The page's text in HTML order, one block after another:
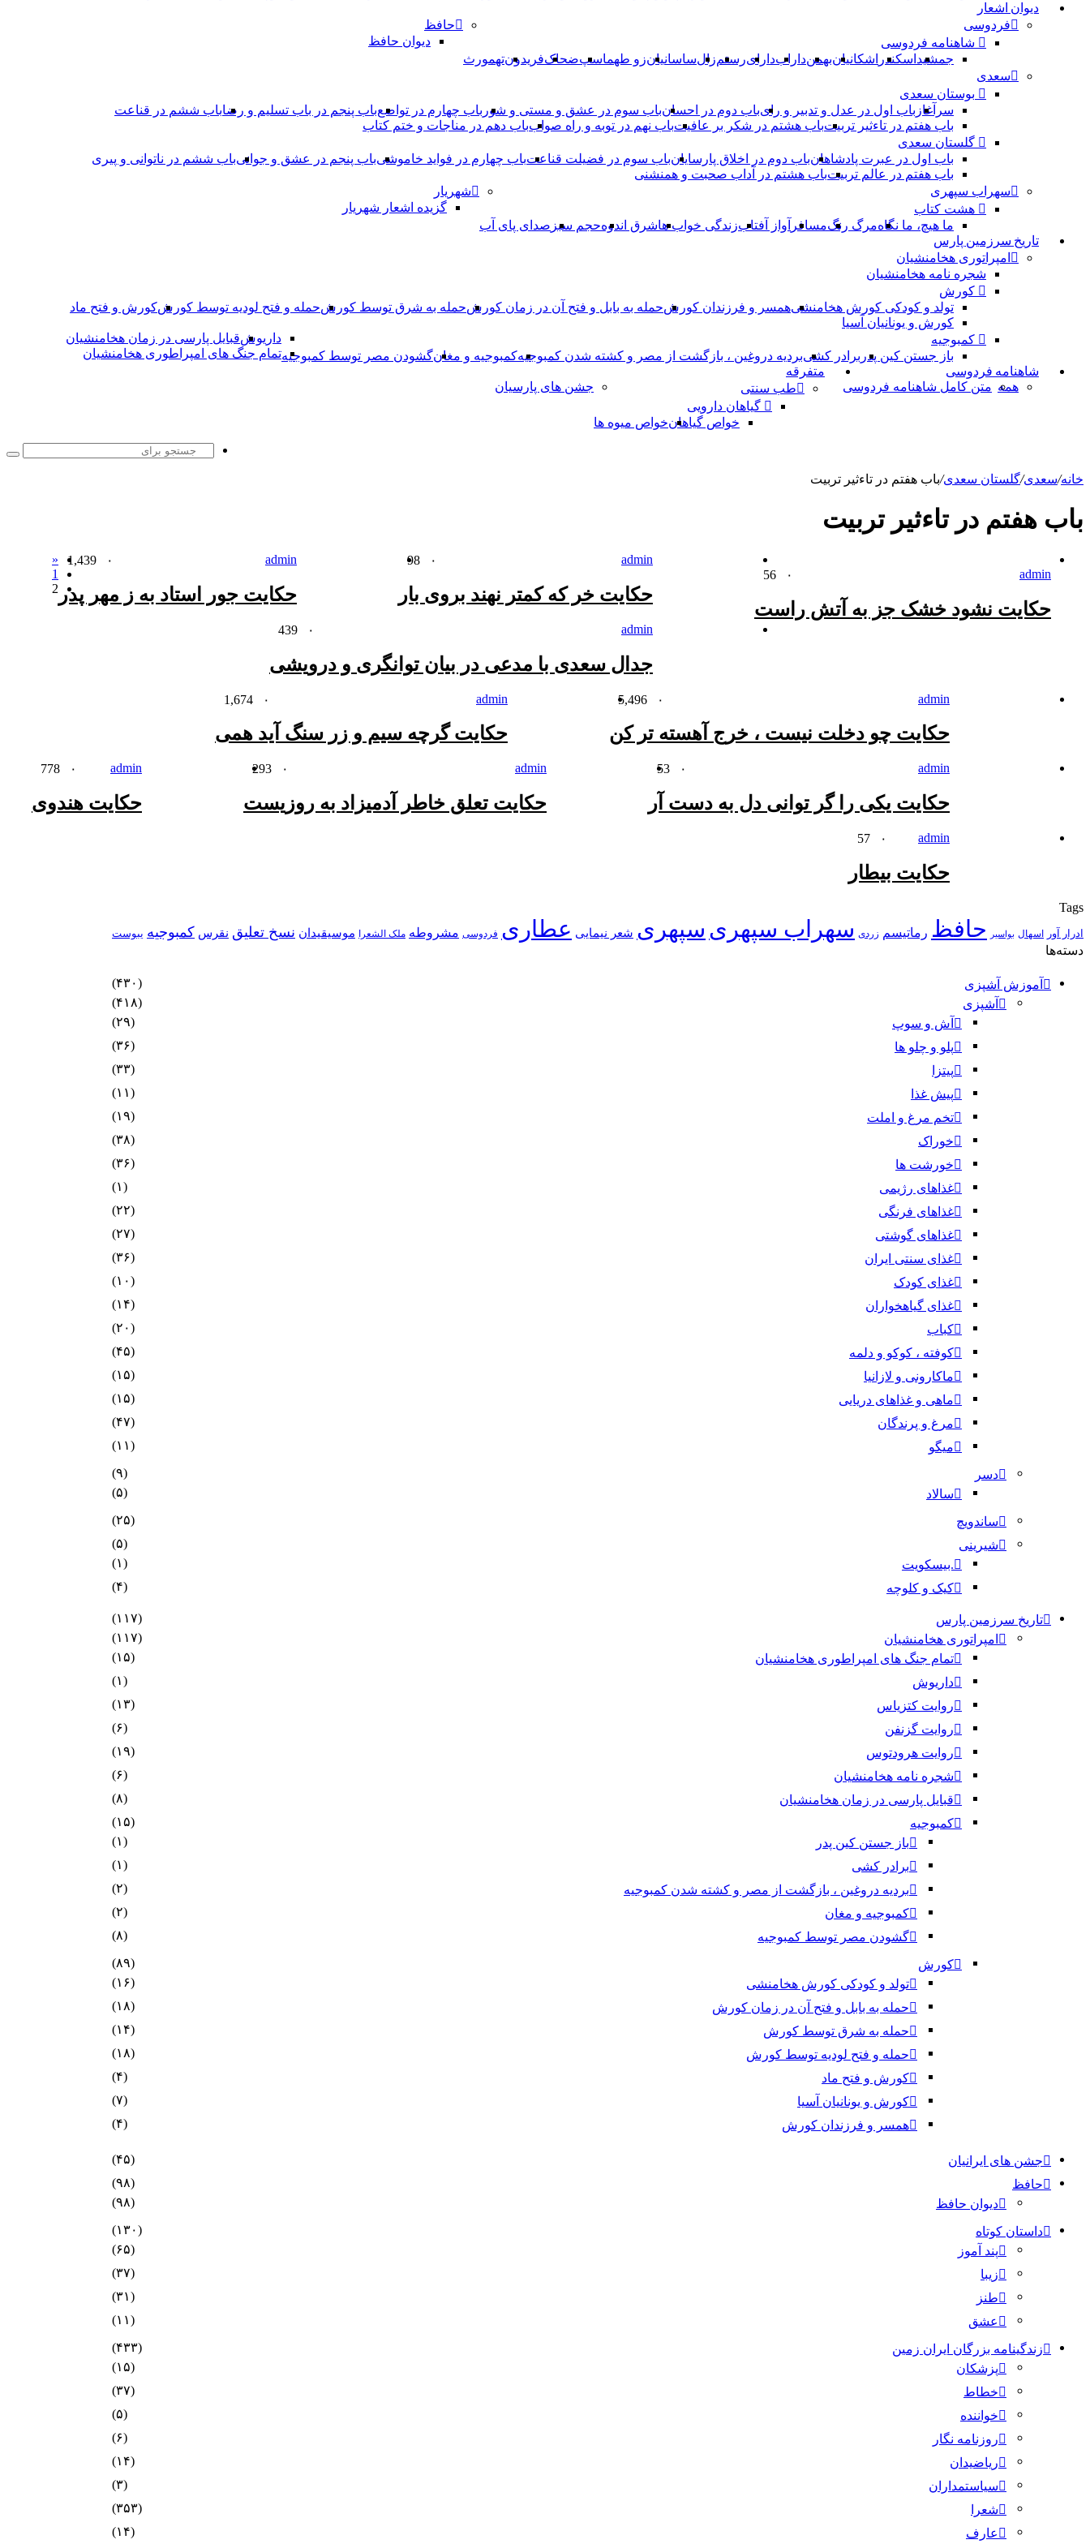
دیوان اشعار
فردوسی
شاهنامه فردوسی
جمشید اسکندر اشکانیانبهمندارابدارایرستمزالساسانیانزو طهماسپ‏ضحاکفریدونتهمورث
حافظ
دیوان حافظ
سعدی
بوستان سعدی
سرآغاز باب اول در عدل و تدبیر و رایباب دوم در احسانباب سوم در عشق و مستی و شور باب چهارم در تواضعباب پنجم در باب تسلیم و رضاباب ششم در قناعت
باب هفتم در تاءثیر تربیتباب هشتم در شکر بر عافیتباب نهم در توبه و راه صوابباب دهم در مناجات و ختم کتاب
گلستان سعدی
باب اول در عبرت پادشاهانباب دوم در اخلاق پارسایانباب سوم در فضیلت قناعتباب چهارم در فواید خاموشىباب پنجم در عشق و جوانىباب ششم در ناتوانى و پیرى
باب هفتم در عالم تربیتباب هشتم در آداب صحبت و همنشنى
سهراب سپهری
هشت کتاب
ما هیچ، ما نگاهمرگ رنگمسافر آواز آفتابزندگی خواب هاشرق اندوهحجم سبز صدای پای آب
شهریار
گزیده اشعار شهریار
تاریخ سرزمین پارس
امپراتوری هخامنشیان
شجره نامه هخامنشیان
کورش
تولد و کودکی کورش هخامنشیهمسر و فرزندان کورشحمله به بابل و فتح آن در زمان کورشحمله به شرق توسط کورشحمله و فتح لودیه توسط کورشکورش و فتح ماد
کورش و یونانیان آسیا
کمبوجیه
باز جستن کین پدر برادر کشیبردیه دروغین ، بازگشت از مصر و کشته شدن کمبوجیهکمبوجیه و مغانگشودن مصر توسط کمبوجیه
داریوشقبایل پارسی در زمان هخامنشیان
تمام جنگ های امپراطوری هخامنشیان
شاهنامه فردوسی
همه متن کامل شاهنامه فردوسی
متفرقه
طب سنتی
گیاهان دارویی
خواص گیاهانخواص میوه ها
جشن های پارسیان
خانه/سعدی/گلستان سعدی/باب هفتم در تاءثير تربيت
باب هفتم در تاءثير تربيت
admin ۰
حکایت نشود خشک جز به آتش راست
admin ۰
حکایت خر که کمتر نهند بروى بار
admin ۰
حکایت جور استاد به ز مهر پدر
admin ۰
جدال سعدی با مدعی در بیان توانگری و درویشی
admin ۰
حکایت چو دخلت نیست ، خرج آهسته تر کن
admin ۰
حکایت گرچه سیم و زر سنگ آید همى
admin ۰
حکایت یکى را گر توانى دل به دست آر
admin ۰
حکایت تعلق خاطر آدمیزاد به روزیست
admin ۰
حکایت هندوی
admin ۰
حکایت بیطار
«
1
2
Tags
ادرار آور اسهال بواسیر حافظ رماتیسم زردی سهراب سپهری سپهری شعر نیمایی عطاری فردوسی مشروطه ملک الشعرا موسیقیدان نسخ تعلیق نقرس کمبوجیه یبوست
دسته‌ها
آموزش آشپزی
(۴۳۰)
آشپزی
(۴۱۸)
آش و سوپ
(۲۹)
پلو و چلو ها
(۳۶)
پیتزا
(۳۳)
پیش غذا
(۱۱)
تخم مرغ و املت
(۱۹)
خوراک
(۳۸)
خورشت ها
(۳۶)
غذاهای رژیمی
(۱)
غذاهای فرنگی
(۲۲)
غذاهای گوشتی
(۲۷)
غذای سنتی ایران
(۳۶)
غذای کودک
(۱۰)
غذای گیاهخواران
(۱۴)
کباب
(۲۰)
کوفته ، کوکو و دلمه
(۴۵)
ماکارونی و لازانیا
(۱۵)
ماهی و غذاهای دریایی
(۱۵)
مرغ و پرندگان
(۴۷)
میگو
(۱۱)
دسر
(۹)
سالاد
(۵)
ساندویچ
(۲۵)
شیرینی
(۵)
.بیسکویت
(۱)
کیک و کلوچه
(۴)
تاریخ سرزمین پارس
(۱۱۷)
امپراتوری هخامنشیان
(۱۱۷)
تمام جنگ های امپراطوری هخامنشیان
(۱۵)
داریوش
(۱)
روایت کتزیاس
(۱۳)
روایت گزنفن
(۶)
روایت هرودتوس
(۱۹)
شجره نامه هخامنشیان
(۶)
قبایل پارسی در زمان هخامنشیان
(۸)
کمبوجیه
(۱۵)
باز جستن کین پدر
(۱)
برادر کشی
(۱)
بردیه دروغین ، بازگشت از مصر و کشته شدن کمبوجیه
(۲)
کمبوجیه و مغان
(۲)
گشودن مصر توسط کمبوجیه
(۸)
کورش
(۸۹)
تولد و کودکی کورش هخامنشی
(۱۶)
حمله به بابل و فتح آن در زمان کورش
(۱۸)
حمله به شرق توسط کورش
(۱۴)
حمله و فتح لودیه توسط کورش
(۱۸)
کورش و فتح ماد
(۴)
کورش و یونانیان آسیا
(۷)
همسر و فرزندان کورش
(۴)
جشن های ایرانیان
(۴۵)
حافظ
(۹۸)
دیوان حافظ
(۹۸)
داستان کوتاه
(۱۳۰)
پند آموز
(۶۵)
زیبا
(۳۷)
طنز
(۳۱)
عشق
(۱۱)
زندگینامه بزرگان ایران زمین
(۴۳۳)
پزشکان
(۱۵)
خطاط
(۳۷)
خواننده
(۵)
روزنامه نگار
(۶)
ریاضیدان
(۱۴)
سیاستمداران
(۳)
شعرا
(۳۵۳)
عارف
(۱۴)